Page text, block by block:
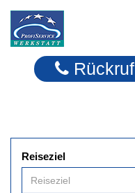
Rückruf
Reiseziel